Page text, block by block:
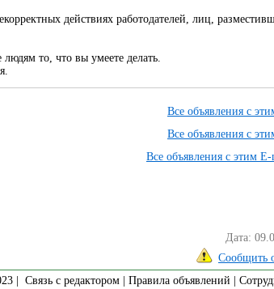
действиях работодателей, лиц,
людям то, что вы умеете делать.
Все объявления с
Все объявления с
Все объявления с этим
Дата:
Сообщить
|
Связь с редактором Правила объявлений